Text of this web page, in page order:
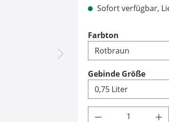
Sofort verfügbar,
Farbton
Gebinde Größe
Produkt